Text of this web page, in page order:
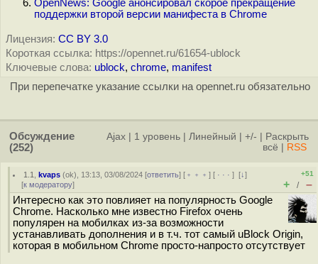
OpenNews: Google анонсировал скорое прекращение
поддержки второй версии манифеста в Chrome
Лицензия: CC BY 3.0
Короткая ссылка: https://opennet.ru/61654-ublock
Ключевые слова: ublock, chrome, manifest
При перепечатке указание ссылки на opennet.ru обязательно
Обсуждение
(252)
Ajax 1 уровень Линейный +/-
Раскрыть
всё
RSS
1.1 ,kvaps (ok), 13:13, 03/08/2024 [ответить] [ ﹢﹢﹢] [ · · ·][↓]
[к модератору]
+51
+ / –
Интересно как это повлияет на популярность Google
Chrome. Насколько мне известно Firefox очень
популярен на мобилках из-за возможности
устанавливать дополнения и в т.ч. тот самый uBlock Origin,
которая в мобильном Chrome просто-напросто отсутствует